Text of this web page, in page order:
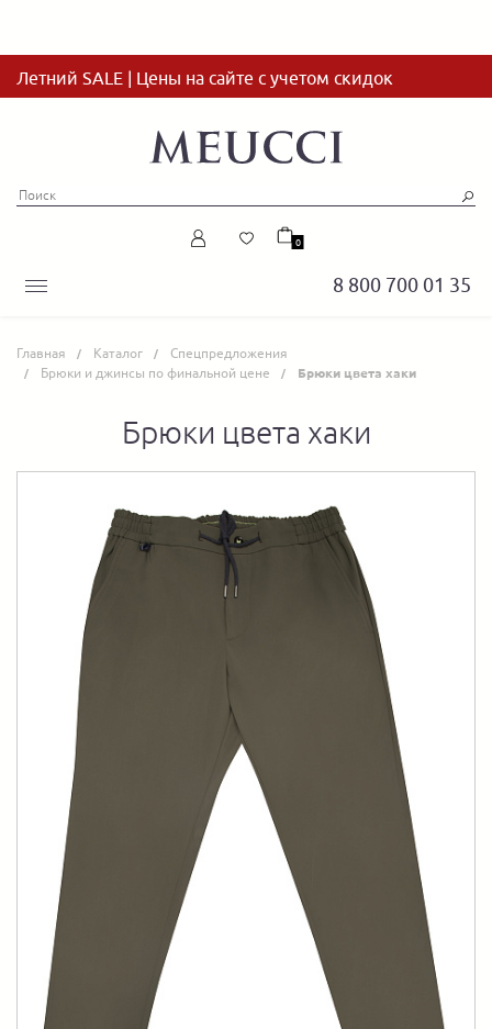
Летний SALE | Цены на сайте с учетом скидок
8 800 700 01 35
0
Главная Каталог
Спецпредложения
Брюки и джинсы по финальной цене
Брюки цвета хаки
Брюки цвета хаки